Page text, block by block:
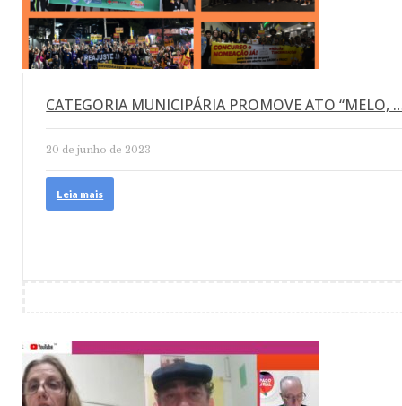
CATEGORIA MUNICIPÁRIA PROMOVE ATO “MELO,
20 de junho de 2023
Leia mais